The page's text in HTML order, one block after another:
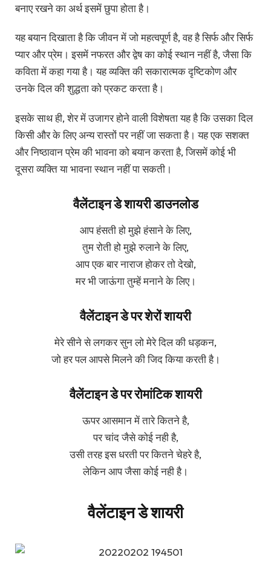
बनाए रखने का अर्थ इसमें छुपा होता है।
यह बयान दिखाता है कि जीवन में जो महत्वपूर्ण है, वह है सिर्फ और सिर्फ
प्यार और प्रेम। इसमें नफरत और द्वेष का कोई स्थान नहीं है, जैसा कि
कविता में कहा गया है। यह व्यक्ति की सकारात्मक दृष्टिकोण और
उनके दिल की शुद्धता को प्रकट करता है।
इसके साथ ही, शेर में उजागर होने वाली विशेषता यह है कि उसका दिल
किसी और के लिए अन्य रास्तों पर नहीं जा सकता है। यह एक सशक्त
और निष्ठावान प्रेम की भावना को बयान करता है, जिसमें कोई भी
दूसरा व्यक्ति या भावना स्थान नहीं पा सकती।
वैलेंटाइन डे शायरी डाउनलोड
आप हंसती हो मुझे हंसाने के लिए,
तुम रोती हो मुझे रुलाने के लिए,
आप एक बार नाराज होकर तो देखो,
मर भी जाऊंगा तुम्हें मनाने के लिए।
वैलेंटाइन डे पर शेरों शायरी
मेरे सीने से लगकर सुन लो मेरे दिल की धड़कन,
जो हर पल आपसे मिलने की जिद किया करती है।
वैलेंटाइन डे पर रोमांटिक शायरी
ऊपर आसमान में तारे कितने है,
पर चांद जैसे कोई नही है,
उसी तरह इस धरती पर कितने चेहरे है,
लेकिन आप जैसा कोई नही है।
वैलेंटाइन डे शायरी